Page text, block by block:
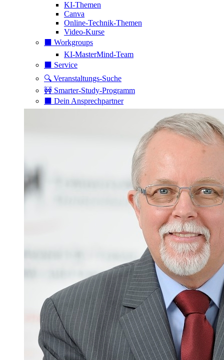
KI-Themen
Canva
Online-Technik-Themen
Video-Kurse
⬛️ Workgroups
KI-MasterMind-Team
⬛️ Service
🔍 Veranstaltungs-Suche
🚧 Smarter-Study-Programm
⬛️ Dein Ansprechpartner